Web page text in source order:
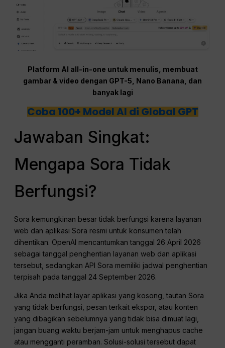
Platform AI all-in-one untuk menulis, membuat
gambar & video dengan GPT-5, Nano Banana, dan
banyak lagi
Coba 100+ Model AI di Global GPT
Jawaban Singkat:
Mengapa Sora Tidak
Berfungsi?
Sora kemungkinan besar tidak berfungsi karena layanan
web dan aplikasi Sora resmi untuk konsumen telah
dihentikan. OpenAI mencantumkan tanggal 26 April 2026
sebagai tanggal penghentian layanan web dan aplikasi
tersebut, sedangkan API Sora memiliki jadwal penghentian
terpisah pada tanggal 24 September 2026.
Jika Anda melihat layar aplikasi yang kosong, tautan Sora
yang tidak berfungsi, pesan terkait ekspor, atau konten
yang dibagikan sebelumnya yang tidak bisa dimuat lagi,
jangan buang waktu berjam-jam untuk menghapus cache
atau mengganti peramban. Solusi-solusi tersebut dapat